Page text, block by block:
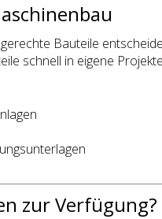
Bauteile
schnell in eigene
zur Verfügung?